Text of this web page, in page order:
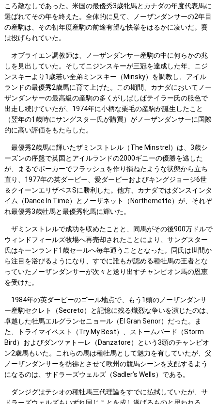
ころ敵なしであった。米国の最優秀3歳牝馬とカナダの年度代表馬に
選ばれてその年を終えた。全体的に見て、ノーザンダンサーの2年目
の産駒は、その初年度産駒の前途有望な快挙をはるかに凌いだ。賽
は投げられていた。
オブライエン調教師は、ノーザンダンサー産駒の中に何らかの兆
しを見出していた。そしてニジンスキーが三冠を達成した年、ニジ
ンスキーより1歳若い全弟ミンスキー（Minsky）を調教し、アイル
ランドの最優秀2歳馬に育て上げた。この期間、カナダにおいてノー
ザンダンサーの最高級の産駒の多くがしばしばテイラー氏の服色で
出走し続けていたが、1974年に小柄な栗毛の産駒が誕生したこと
（翌年の1歳時にサングスター氏が購買）がノーザンダンサーに国際
的に高い評価をもたらした。
最優秀2歳馬に輝いたザミンストレル（The Minstrel）は、3歳シ
ーズンの序盤で英国とアイルランドの2000ギニーの優勝を逃した
が、まるでポーカーでフラッシュを作り損ねたような状態から立ち
直り、1977年の英ダービー、愛ダービーおよびキングジョージ6世
＆クイーンエリザベスSに勝利した。他方、カナダではダンスインタ
イム（Dance In Time）とノーザネット（Northernette）が、それぞ
れ最優秀3歳牡馬と最優秀牝馬に輝いた。
ザミンストレルで成功を収めたことと、同馬がその後900万ドルで
ウィンドフィールズ牧場へ再売却されたことにより、サングスター
氏はキーンランド1歳セールへ毎年通うこととなった。同氏は世間か
ら注目を浴びるようになり、すでに誰もが認める種牡馬の王者とな
っていたノーザンダンサーが次々と送り出すチャンピオン馬の恩恵
を受けた。
1984年の英ダービーのゴール地点で、もう1頭のノーザンダンサ
ー産駒セクレト（Secreto）と記憶に残る熾烈な争いを演じたのは、
卓越した牡馬エルグランセニョール（El Gran Senor）だった。ま
た、トライマイベスト（Try My Best）、ストームバード（Storm
Bird）およびダンツァトーレ（Danzatore）という3頭のチャンピオ
ン2歳馬もいた。これらの馬は種牡馬として魅力を有していたが、父
ノーザンダンサーを彷彿とさせて欧州の競馬シーンを支配するよう
になるのは、サドラーズウェルズ（Sadler’s Wells）である。
ダンジグはテシオの種牡馬三代理論をすでに払拭していたが、サ